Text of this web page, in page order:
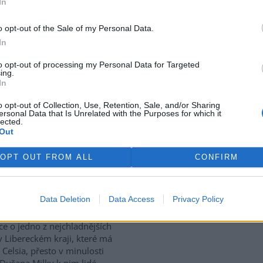
opt-out of the Sale of my Personal Data.
opt-out of processing my Personal Data for Targeted
opt-out of Collection, Use, Retention, Sale, and/or Sharing
Data that Is Unrelated with the Purposes for which it
OPT OUT FROM ALL CONFIRM
Data Deletion Data Access Privacy Policy
7
přístav v rumunském
je opuštěný. Až na několik
v řasách. Hladina
tak nízko, že plavidla už
vplouvat ani z něj
za tropických teplot
zažívají za současných
o jedno z nejchladnějších
Libereckém kraji, které má
přesto v minulosti